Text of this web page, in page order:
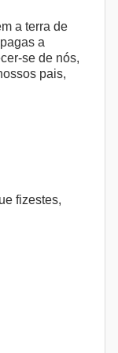
a terra de
a
se de nós,
pais,
fizestes,